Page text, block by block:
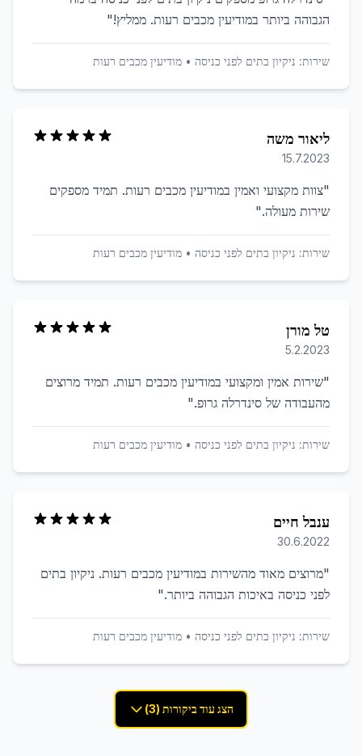
הגבוהה ביותר במודיעין מכבים רעות. ממליץ!"
שירות: ניקיון בתים לפני כניסה • מודיעין מכבים רעות
ליאור משה
15.7.2023
"צוות מקצועי ואמין במודיעין מכבים רעות. תמיד מספקים
שירות מעולה."
שירות: ניקיון בתים לפני כניסה • מודיעין מכבים רעות
טל מורן
5.2.2023
"שירות אמין ומקצועי במודיעין מכבים רעות. תמיד מרוצים
מהעבודה של סינדרלה גרופ."
שירות: ניקיון בתים לפני כניסה • מודיעין מכבים רעות
ענבל חיים
30.6.2022
"מרוצים מאוד מהשירות במודיעין מכבים רעות. ניקיון בתים
לפני כניסה באיכות הגבוהה ביותר."
שירות: ניקיון בתים לפני כניסה • מודיעין מכבים רעות
הצג עוד ביקורות (3)